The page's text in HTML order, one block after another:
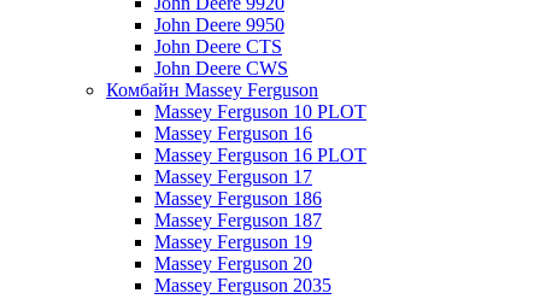
John Deere 9950
John Deere CTS
John Deere CWS
Комбайн Massey Ferguson
Massey Ferguson 10 PLOT
Massey Ferguson 16
Massey Ferguson 16 PLOT
Massey Ferguson 17
Massey Ferguson 186
Massey Ferguson 187
Massey Ferguson 19
Massey Ferguson 20
Massey Ferguson 2035